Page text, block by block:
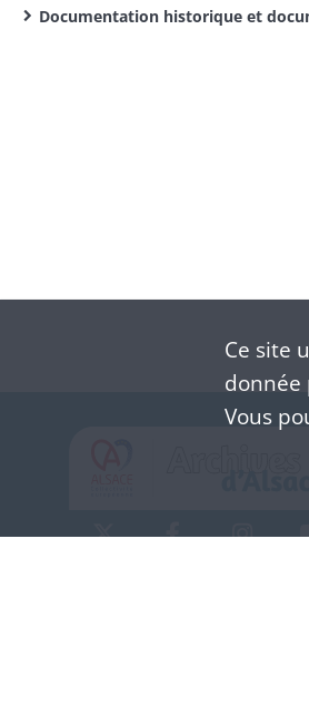
Documentation historique et
Ce site
donnée
Vous